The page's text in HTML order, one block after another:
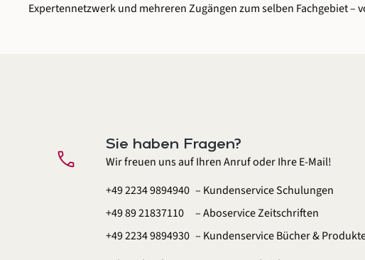
Expertennetzwerk und mehreren Zugängen zum selben Fachgebiet
call
Sie haben Fragen?
Wir freuen uns auf Ihren Anruf oder Ihre E-Mail!
+49 2234 9894940 – Kundenservice Schulungen
+49 89 21837110
– Aboservice Zeitschriften
+49 2234 9894930 – Kundenservice Bücher &